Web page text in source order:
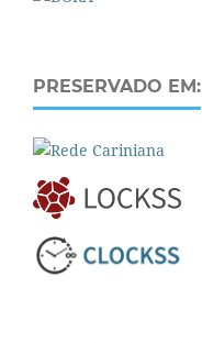
PRESERVADO EM: